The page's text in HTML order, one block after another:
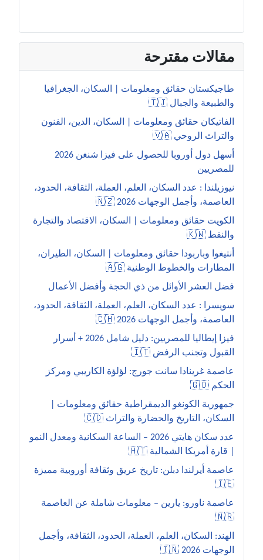
مقالات مقترحة
طاجيكستان حقائق ومعلومات | السكان، الجغرافيا
والطبيعة والجبال 🇹🇯
الفاتيكان حقائق ومعلومات | السكان، الدين، الفنون
والتراث الروحي 🇻🇦
أسهل دول أوروبا للحصول على فيزا شنغن 2026
للمصريين
نيوزيلندا : عدد السكان، العلم، العملة، الثقافة، الحدود،
العاصمة، وأجمل الوجهات 2026 🇳🇿
الكويت حقائق ومعلومات | السكان، الاقتصاد والتجارة
والنفط 🇰🇼
أنتيغوا وباربودا حقائق ومعلومات | السكان، الطيران،
المطارات والخطوط الوطنية 🇦🇬
فضل العشر الأوائل من ذي الحجة وأفضل الأعمال
سويسرا : عدد السكان، العلم، العملة، الثقافة، الحدود،
العاصمة، وأجمل الوجهات 2026 🇨🇭
فيزا إيطاليا للمصريين: دليل شامل 2026 + أسرار
القبول وتجنب الرفض 🇮🇹
عاصمة غرينادا سانت جورج: لؤلؤة الكاريبي ومركز
الحكم 🇬🇩
جمهورية الكونغو الديمقراطية حقائق ومعلومات |
السكان، التاريخ والحضارة والتراث 🇨🇩
عدد سكان هايتي 2026 – الساعة السكانية ومعدل النمو
| قارة أمريكا الشمالية 🇭🇹
عاصمة أيرلندا دبلن: تاريخ عريق وثقافة أوروبية مميزة
🇮🇪
عاصمة ناورو: يارين – معلومات شاملة عن العاصمة
🇳🇷
الهند: السكان، العلم، العملة، الحدود، الثقافة، وأجمل
الوجهات 2026 🇮🇳